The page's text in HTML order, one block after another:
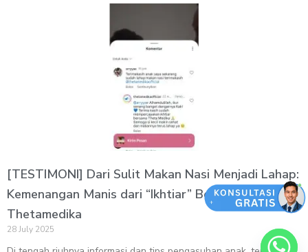
[TESTIMONI] Dari Sulit Makan Nasi Menjadi Lahap:
Kemenangan Manis dari “Ikhtiar” Bersama
Thetamedika
28 July 2025